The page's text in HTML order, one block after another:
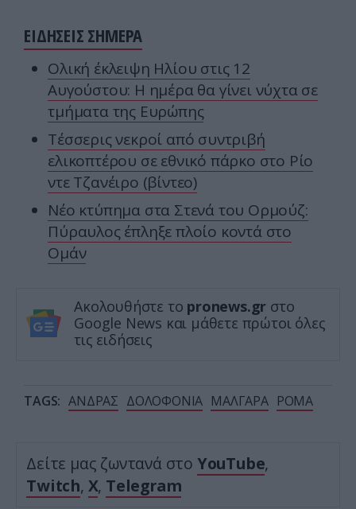
ΕΙΔΗΣΕΙΣ ΣΗΜΕΡΑ
Ολική έκλειψη Ηλίου στις 12
Αυγούστου: Η ημέρα θα γίνει νύχτα σε
τμήματα της Ευρώπης
Τέσσερις νεκροί από συντριβή
ελικοπτέρου σε εθνικό πάρκο στο Ρίο
ντε Τζανέιρο (βίντεο)
Νέο κτύπημα στα Στενά του Ορμούζ:
Πύραυλος έπληξε πλοίο κοντά στο
Ομάν
Ακολουθήστε το pronews.gr στο
Google News και μάθετε πρώτοι όλες
τις ειδήσεις
TAGS: ΑΝΔΡΑΣ ΔΟΛΟΦΟΝΙΑ ΜΑΛΓΑΡΑ ΡΟΜΑ
Δείτε μας ζωντανά στο YouTube,
Twitch, X, Telegram